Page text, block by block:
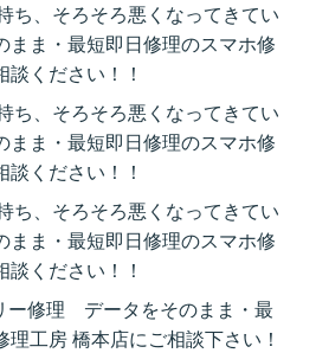
ち、そろそろ悪くなってきてい
まま・最短即日修理のスマホ修
ください！！
ち、そろそろ悪くなってきてい
まま・最短即日修理のスマホ修
ください！！
ち、そろそろ悪くなってきてい
まま・最短即日修理のスマホ修
ください！！
ー修理 データをそのまま・最
工房 橋本店にご相談下さい！